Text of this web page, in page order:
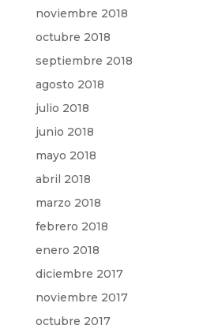
noviembre 2018
octubre 2018
septiembre 2018
agosto 2018
julio 2018
junio 2018
mayo 2018
abril 2018
marzo 2018
febrero 2018
enero 2018
diciembre 2017
noviembre 2017
octubre 2017